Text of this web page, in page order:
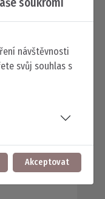
966
Plzeň -
návštěvnosti
svůj souhlas s
Akceptovat